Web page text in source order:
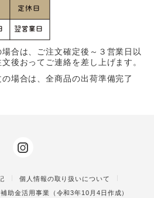
合は、ご注文確定後～３営業日以
後おってご連絡を差し上げます。
場合は、全商品の出荷準備完了
個人情報の取り扱いについて
助金活用事業（令和3年10月4日作成）